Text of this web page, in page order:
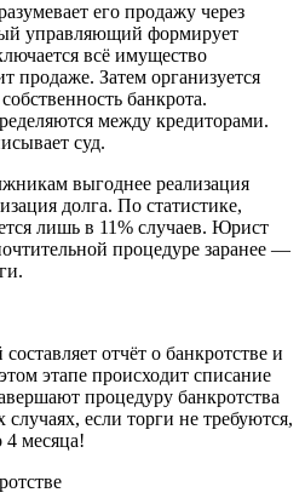
его продажу через
управляющий формирует
всё имущество
продаже. Затем организуется
банкрота.
между кредиторами.
суд.
выгоднее реализация
долга. По статистике,
лишь в 11% случаев. Юрист
процедуре заранее —
отчёт о банкротстве и
этапе происходит списание
процедуру банкротства
если торги не требуются,
4 месяца!